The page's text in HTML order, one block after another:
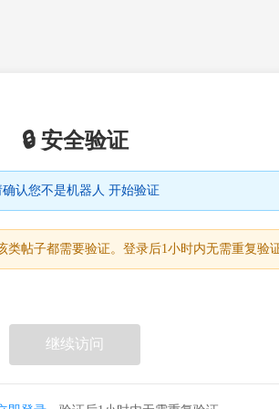
🔒 安全验证
确认您不是机器人 开始验证
类帖子都需要验证。登录后1小时内无需重复验
继续访问